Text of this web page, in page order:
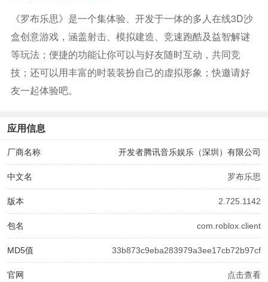
《罗布乐思》是一个集体验、开发于一体的多人在线3D沙
盒创意游戏，涵盖射击、模拟建造、竞速跑酷及益智解谜
等玩法；便捷的功能让你可以与好友随时互动，共同竞
技；还可以用丰富的时装装扮自己的虚拟形象；快邀请好
友一起体验吧。
应用信息
厂商名称 开发者腾讯音乐娱乐（深圳）有限公司
中文名 罗布乐思
版本 2.725.1142
包名 com.roblox.client
MD5值 33b873c9eba283979a3ee17cb72b97cf
官网 点击查看